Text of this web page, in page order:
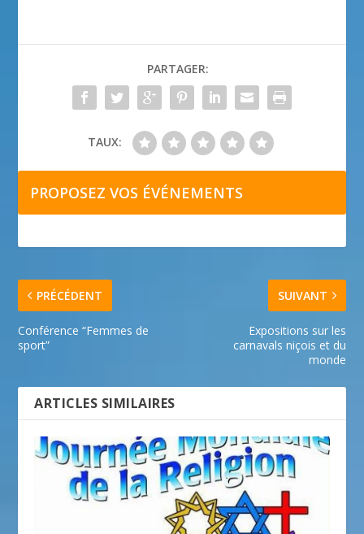
PARTAGER:
TAUX:
PROPOSEZ VOS ÉVÉNEMENTS
PRÉCÉDENT
Conférence “Femmes de
sport”
SUIVANT
Expositions sur les
carnavals niçois et du
monde
ARTICLES SIMILAIRES